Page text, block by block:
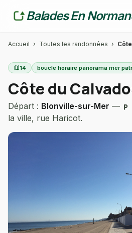
Balades En
Accueil › Toutes les randonnées ›
map14 boucle horaire panorama mer
Côte du
Départ : Blonville-sur-Mer — local_parking
la ville, rue Haricot.